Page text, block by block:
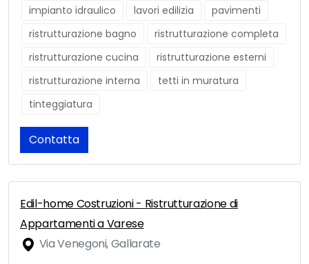
impianto idraulico
lavori edilizia
pavimenti
ristrutturazione bagno
ristrutturazione completa
ristrutturazione cucina
ristrutturazione esterni
ristrutturazione interna
tetti in muratura
tinteggiatura
Contatta
Edil-home Costruzioni - Ristrutturazione di
Appartamenti a Varese
Via Venegoni, Gallarate